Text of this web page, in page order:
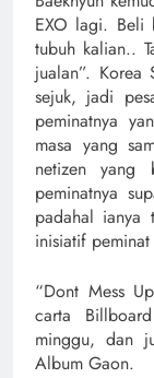
EXO lagi. Beli
tubuh kalian..
jualan”. Korea
sejuk, jadi
peminatnya
masa yang
netizen yang
peminatnya
padahal ianya
inisiatif
“Dont Mess
carta
minggu, dan
Album Gaon.